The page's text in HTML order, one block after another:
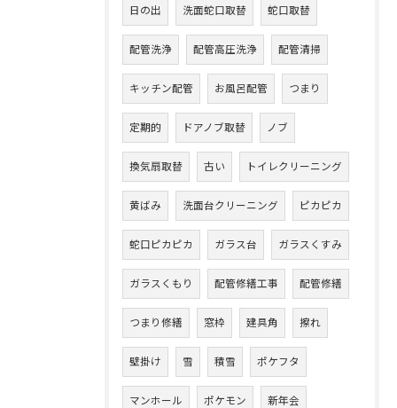
日の出 洗面蛇口取替 蛇口取替
配管洗浄 配管高圧洗浄 配管清掃
キッチン配管 お風呂配管 つまり
定期的 ドアノブ取替 ノブ
換気扇取替 古い トイレクリーニング
黄ばみ 洗面台クリーニング ピカピカ
蛇口ピカピカ ガラス台 ガラスくすみ
ガラスくもり 配管修繕工事 配管修繕
つまり修繕 窓枠 建具角 擦れ
壁掛け 雪 積雪 ポケフタ
マンホール ポケモン 新年会